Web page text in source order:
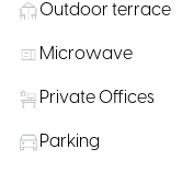
Outdoor terrace
Microwave
Private Offices
Parking